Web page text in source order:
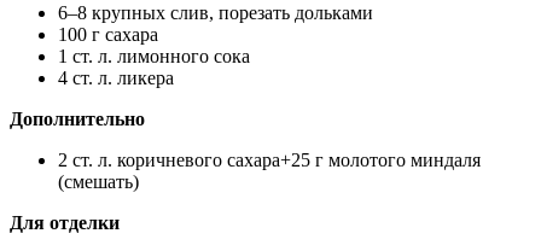
6–8 крупных слив, порезать дольками
100 г сахара
1 ст. л. лимонного сока
4 ст. л. ликера
Дополнительно
2 ст. л. коричневого сахара+25 г молотого миндаля
(смешать)
Для отделки